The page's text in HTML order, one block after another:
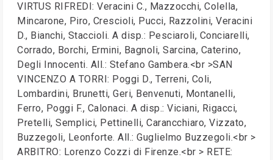
VIRTUS RIFREDI: Veracini C., Mazzocchi, Colella,
Mincarone, Piro, Crescioli, Pucci, Razzolini, Veracini
D., Bianchi, Staccioli. A disp.: Pesciaroli, Conciarelli,
Corrado, Borchi, Ermini, Bagnoli, Sarcina, Caterino,
Degli Innocenti. All.: Stefano Gambera.<br >SAN
VINCENZO A TORRI: Poggi D., Terreni, Coli,
Lombardini, Brunetti, Geri, Benvenuti, Montanelli,
Ferro, Poggi F., Calonaci. A disp.: Viciani, Rigacci,
Pretelli, Semplici, Pettinelli, Carancchiaro, Vizzato,
Buzzegoli, Leonforte. All.: Guglielmo Buzzegoli.<br >
ARBITRO: Lorenzo Cozzi di Firenze.<br > RETE: